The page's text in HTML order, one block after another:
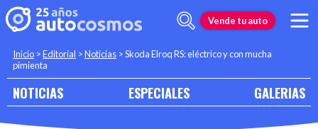
Vende tu auto
Inicio >Editorial >Noticias >Skoda Elroq RS: eléctrico y con mucha
pimienta
NOTICIAS ESPECIALES GALERIAS